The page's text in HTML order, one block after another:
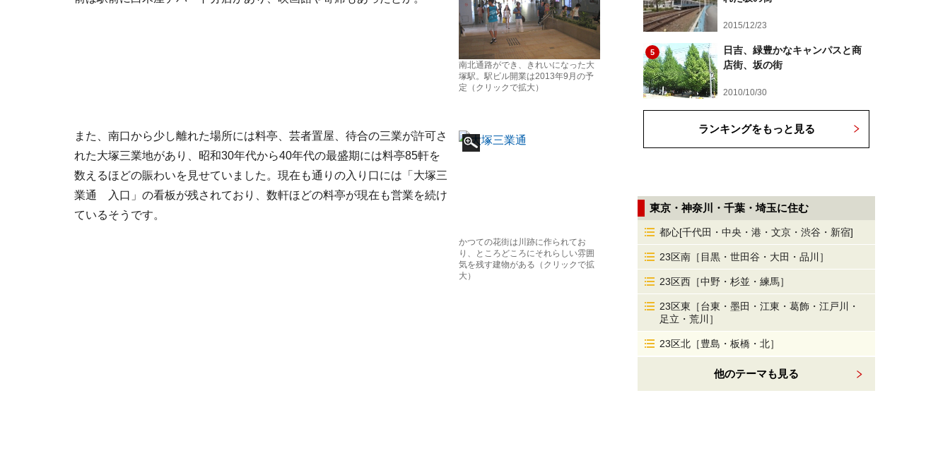
南北通路ができ、きれいになった大
塚駅。駅ビル開業は2013年9月の予
定（クリックで拡大）
かつての花街は川跡に作られてお
り、ところどころにそれらしい雰囲
気を残す建物がある（クリックで拡
大）
また、南口から少し離れた場所には料亭、芸者置屋、待合の三業が許可さ
れた大塚三業地があり、昭和30年代から40年代の最盛期には料亭85軒を
数えるほどの賑わいを見せていました。現在も通りの入り口には「大塚三
業通 入口」の看板が残されており、数軒ほどの料亭が現在も営業を続け
ているそうです。
2015/12/23
5
日吉、緑豊かなキャンパスと商
店街、坂の街
2010/10/30
ランキングをもっと見る
東京・神奈川・千葉・埼玉に住む
都心[千代田・中央・港・文京・渋谷・新宿]
23区南［目黒・世田谷・大田・品川］
23区西［中野・杉並・練馬］
23区東［台東・墨田・江東・葛飾・江戸川・
足立・荒川］
23区北［豊島・板橋・北］
他のテーマも見る